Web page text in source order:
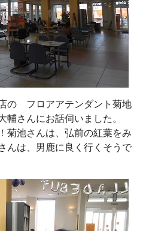
の フロアアテンダント菊地
輔さんにお話伺いました。
菊池さんは、弘前の紅葉をみ
んは、男鹿に良く行くそうで